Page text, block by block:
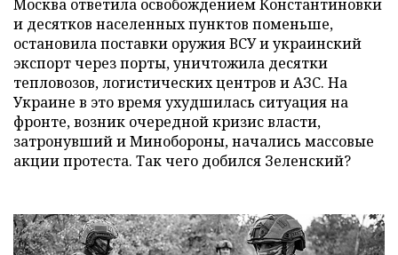
Москва ответила освобождением Константиновки
и десятков населенных пунктов поменьше,
остановила поставки оружия ВСУ и украинский
экспорт через порты, уничтожила десятки
тепловозов, логистических центров и АЗС. На
Украине в это время ухудшилась ситуация на
фронте, возник очередной кризис власти,
затронувший и Минобороны, начались массовые
акции протеста. Так чего добился Зеленский?